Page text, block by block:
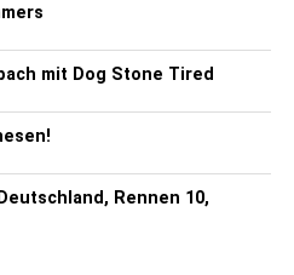
mit Dog Stone Tired
Rennen 10,